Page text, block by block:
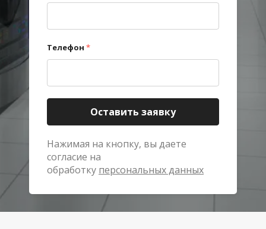
Телефон *
Оставить заявку
Нажимая на кнопку, вы даете
согласие на
обработку персональных данных